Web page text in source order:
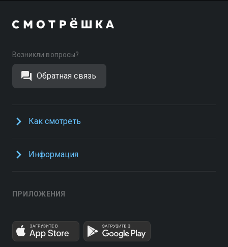
Возникли вопросы?
Обратная связь
Как смотреть
Информация
ПРИЛОЖЕНИЯ